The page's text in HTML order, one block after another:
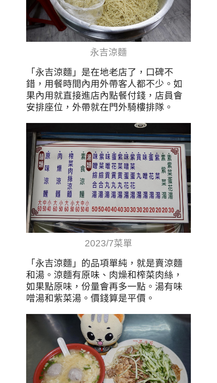
永吉涼麵
「永吉涼麵」是在地老店了，口碑不
錯，用餐時間內用外帶客人都不少。如
果內用就直接進店內點餐付錢，店員會
安排座位，外帶就在門外騎樓排隊。
2023/7菜單
「永吉涼麵」的品項單純，就是賣涼麵
和湯。涼麵有原味、肉燥和榨菜肉絲，
如果點原味，份量會再多一點。湯有味
噌湯和紫菜湯。價錢算是平價。